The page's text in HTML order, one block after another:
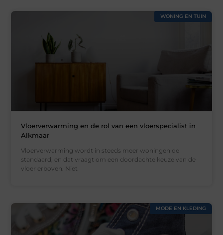
WONING EN TUIN
Vloerverwarming en de rol van een vloerspecialist in
Alkmaar
Vloerverwarming wordt in steeds meer woningen de
standaard, en dat vraagt om een doordachte keuze van de
vloer erboven. Niet
MODE EN KLEDING